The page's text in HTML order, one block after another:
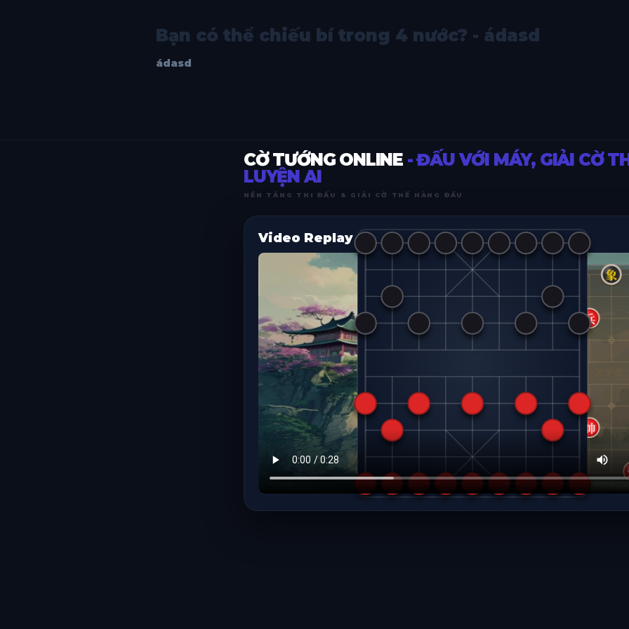
Bạn có thể chiếu bí trong 4 nước? - ádasd
ádasd
CỜ TƯỚNG ONLINE - ĐẤU VỚI MÁY, GIẢI CỜ
LUYỆN AI
NỀN TẢNG THI ĐẤU & GIẢI CỜ THẾ HÀNG ĐẦU
Video Replay